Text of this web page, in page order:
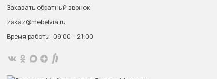
Заказать обратный звонок
zakaz@mebelvia.ru
Время работы: 09:00 – 21:00